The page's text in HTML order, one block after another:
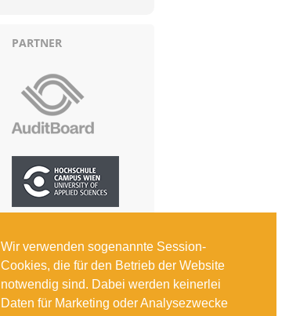
Wir verwenden sogenannte Session-
Cookies, die für den Betrieb der Website
notwendig sind. Dabei werden keinerlei
Daten für Marketing oder Analysezwecke
PARTNER